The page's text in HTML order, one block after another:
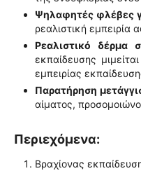
Ψηλαφητές φλέβες
ρεαλιστική
Ρεαλιστικό δέρμα
εκπαίδευσης
εμπειρίας
Παρατήρηση
αίματος,
Περιεχόμενα:
Βραχίονας